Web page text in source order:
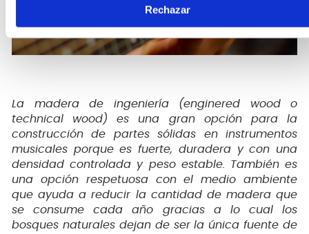
Rechazar
La madera de ingeniería (enginered wood o
technical wood) es una gran opción para la
construcción de partes sólidas en instrumentos
musicales porque es fuerte, duradera y con una
densidad controlada y peso estable. También es
una opción respetuosa con el medio ambiente
que ayuda a reducir la cantidad de madera que
se consume cada año gracias a lo cual los
bosques naturales dejan de ser la única fuente de